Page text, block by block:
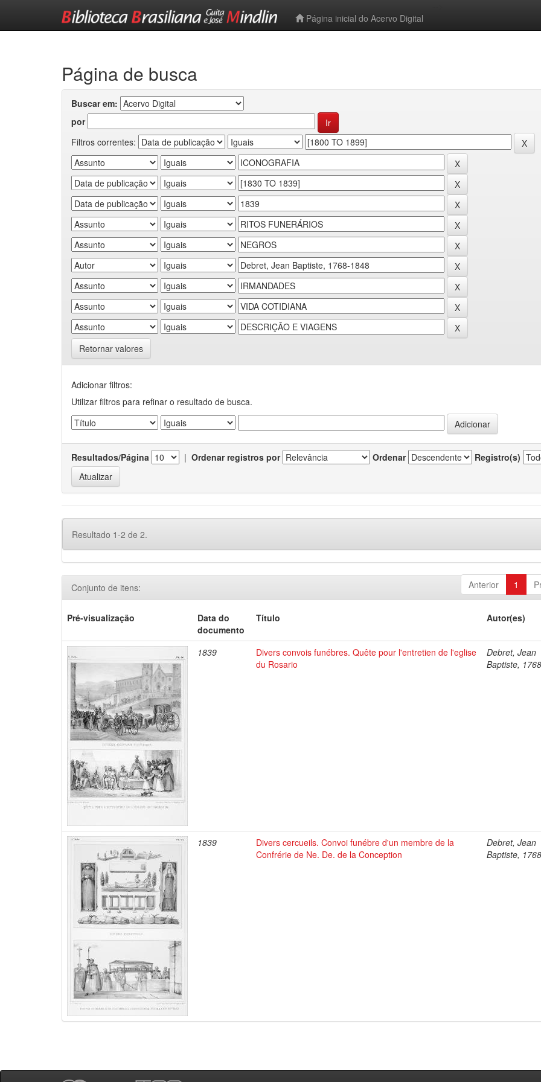
Página inicial do Acervo Digital
Página de busca
Buscar em:
por
Filtros correntes:
Retornar valores
Adicionar filtros:
Utilizar filtros para refinar o resultado de busca.
Resultados/Página | Ordenar registros por Ordenar Registro(s)
Resultado 1-2 de 2.
Anterior 1
Conjunto de itens:
Pré-visualização
Data do
documento
Título Autor(es)
1839
Divers convois funébres. Quête pour l'entretien de l'eglise
du Rosario
Debret, Jean
Baptiste,
1839
Divers cercueils. Convoi funébre d'un membre de la
Confrérie de Ne. De. de la Conception
Debret, Jean
Baptiste,